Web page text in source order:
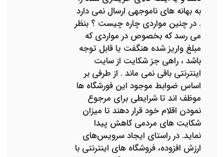
به بهانه های ناموجهی ارسال نمی دارد
. در چنین مواردی چاره چیست ؟ بنظر
می رسد که بخصوص در مواردی که
مبلغ واریز شده هنگفت یا قابل توجه
باشد ، راهی جز شکایت از سایت
اینترنتی باقی نمی ماند . از طرفی بر
اساس ضوابط موجود این فورشگاه ها
موظف اند تا شرایطی برای مرجوع
نمودن اقلام خود قرار دهند تا میزان
شکایت های مردمی کاهش پیدا
نماید. در راستای ایجاد سرویس‌‏های
ارزش افزوده، فروشگاه های اینترنتی با